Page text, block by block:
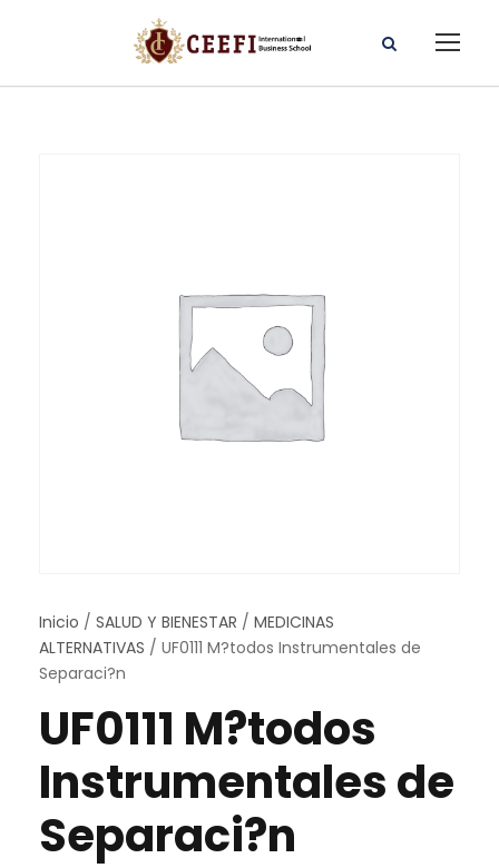
Inicio / SALUD Y BIENESTAR / MEDICINAS
ALTERNATIVAS / UF0111 M?todos Instrumentales de
Separaci?n
UF0111 M?todos
Instrumentales de
Separaci?n